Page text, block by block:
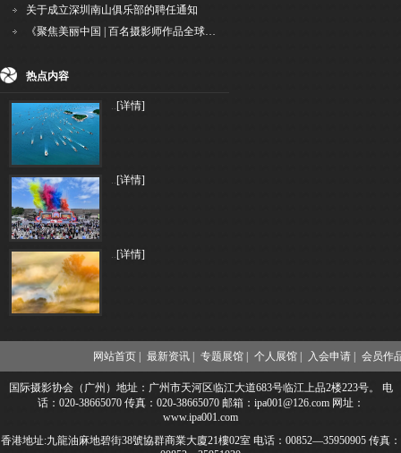
关于成立深圳南山俱乐部的聘任通知
《聚焦美丽中国 | 百名摄影师作品全球巡回展》（晋中）开幕新闻通稿
热点内容
..[详情]
..[详情]
..[详情]
网站首页 | 最新资讯 | 专题展馆 | 个人展馆 | 入会申请 | 会员作
国际摄影协会（广州）地址：广州市天河区临江大道683号临江上品2楼223号。 电
话：020-38665070 传真：020-38665070 邮箱：ipa001@126.com 网址：
www.ipa001.com
香港地址:九龍油麻地碧街38號協群商業大廈21樓02室 电话：00852—35950905 传真：